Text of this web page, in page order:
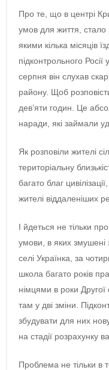
Про те, що в центрі
умов для життя, стало
якими кілька місяців
підконтрольного
серпня він слухав
району. Щоб
дев’яти годин. Це
наради, які займали
Як розповіли жителі
територіальну
багато благ
жителі віддаленіших
І йдеться не тільки
умови, в яких змушені
селі Українка, за
школа багато років
німцями в роки Другої
там у дві зміни.
збудувати для них
на стадії розрахунку
Проблема не тільки в